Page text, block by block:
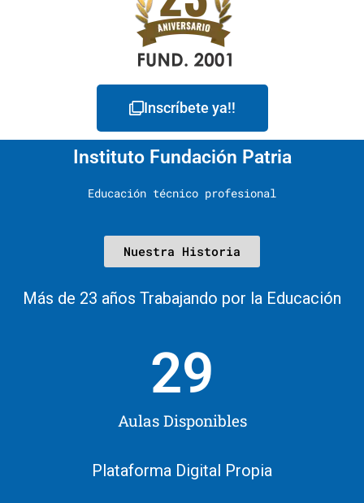
Inscríbete ya!!
Instituto Fundación Patria
Educación técnico profesional
Nuestra Historia
Más de 23 años Trabajando por la Educación
Aulas Disponibles
29
Plataforma Digital Propia